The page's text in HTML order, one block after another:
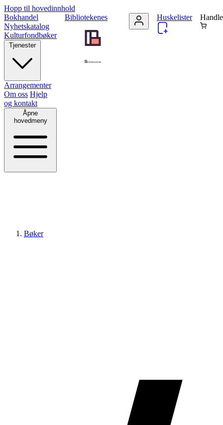
Hopp til hovedinnhold
Bibliotekenes
Bokhandel
Nyhetskatalog
Kulturfondbøker
Tjenester
Arrangementer
Om oss Hjelp
og kontakt
Åpne
hovedmeny
Huskelister
Bøker